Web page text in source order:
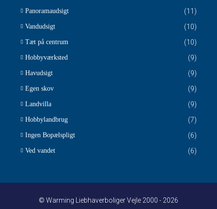
Panoramaudsigt (11)
Vandudsigt (10)
Tæt på centrum (10)
Hobbyværksted (9)
Havudsigt (9)
Egen skov (9)
Landvilla (9)
Hobbylandbrug (7)
Ingen Bopælspligt (6)
Ved vandet (6)
© Warming Liebhaverboliger Vejle 2000 - 2026